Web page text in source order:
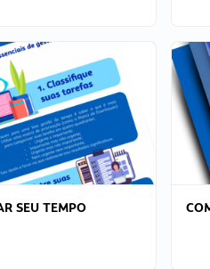
SEU TEMPO